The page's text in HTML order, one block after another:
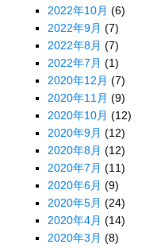
2022年10月 (6)
2022年9月 (7)
2022年8月 (7)
2022年7月 (1)
2020年12月 (7)
2020年11月 (9)
2020年10月 (12)
2020年9月 (12)
2020年8月 (12)
2020年7月 (11)
2020年6月 (9)
2020年5月 (24)
2020年4月 (14)
2020年3月 (8)